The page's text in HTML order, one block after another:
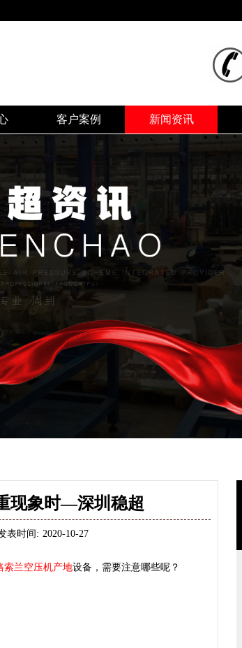
客户案例 新闻资讯
现象时—深圳稳超
表时间: 2020-10-27
索兰空压机产地设备，需要注意哪些呢？